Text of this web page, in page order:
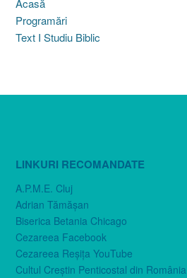
Acasă
Programări
Text I Studiu Biblic
LINKURI RECOMANDATE
A.P.M.E. Cluj
Adrian Tămăşan
Biserica Betania Chicago
Cezareea Facebook
Cezareea Reşiţa YouTube
Cultul Creştin Penticostal din România